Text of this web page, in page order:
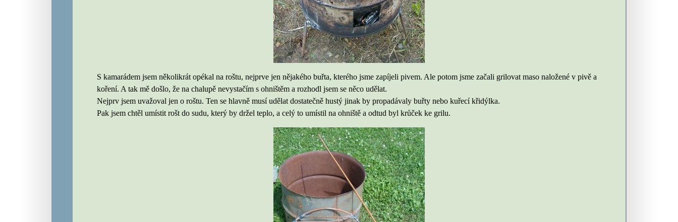
S kamarádem jsem několikrát opékal na roštu, nejprve jen nějakého buřta, kterého jsme zapíjeli pivem. Ale potom jsme začali grilovat maso naložené v pivě a
koření. A tak mě došlo, že na chalupě nevystačím s ohništěm a rozhodl jsem se něco udělat.
Nejprv jsem uvažoval jen o roštu. Ten se hlavně musí udělat dostatečně hustý jinak by propadávaly buřty nebo kuřecí křidýlka.
Pak jsem chtěl umístit rošt do sudu, který by držel teplo, a celý to umístil na ohniště a odtud byl krůček ke grilu.